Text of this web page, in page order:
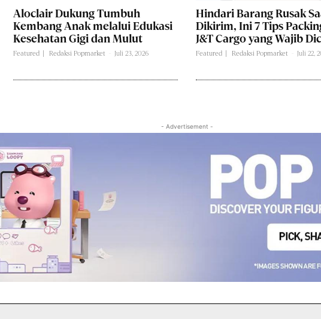
Aloclair Dukung Tumbuh
Kembang Anak melalui Edukasi
Kesehatan Gigi dan Mulut
Featured Redaksi Popmarket Juli 23, 2026
Hindari Barang Rusak
Dikirim, Ini 7 Tips
J&T Cargo yang Wajib
Featured Redaksi Popmarket Juli 22,
- Advertisement -